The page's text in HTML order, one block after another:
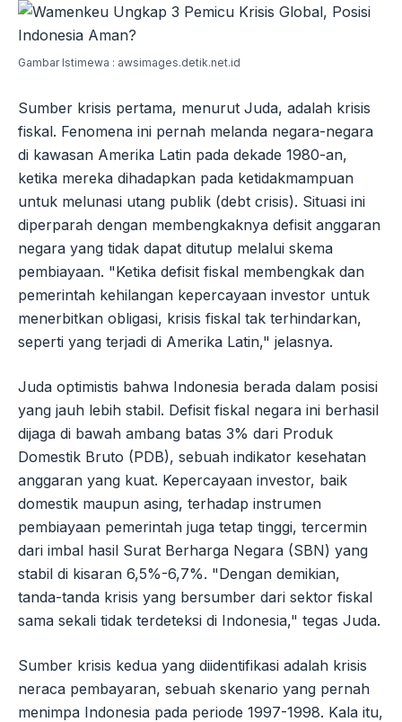
Gambar Istimewa : awsimages.detik.net.id
Sumber krisis pertama, menurut Juda, adalah krisis
fiskal. Fenomena ini pernah melanda negara-negara
di kawasan Amerika Latin pada dekade 1980-an,
ketika mereka dihadapkan pada ketidakmampuan
untuk melunasi utang publik (debt crisis). Situasi ini
diperparah dengan membengkaknya defisit anggaran
negara yang tidak dapat ditutup melalui skema
pembiayaan. "Ketika defisit fiskal membengkak dan
pemerintah kehilangan kepercayaan investor untuk
menerbitkan obligasi, krisis fiskal tak terhindarkan,
seperti yang terjadi di Amerika Latin," jelasnya.
Juda optimistis bahwa Indonesia berada dalam posisi
yang jauh lebih stabil. Defisit fiskal negara ini berhasil
dijaga di bawah ambang batas 3% dari Produk
Domestik Bruto (PDB), sebuah indikator kesehatan
anggaran yang kuat. Kepercayaan investor, baik
domestik maupun asing, terhadap instrumen
pembiayaan pemerintah juga tetap tinggi, tercermin
dari imbal hasil Surat Berharga Negara (SBN) yang
stabil di kisaran 6,5%-6,7%. "Dengan demikian,
tanda-tanda krisis yang bersumber dari sektor fiskal
sama sekali tidak terdeteksi di Indonesia," tegas Juda.
Sumber krisis kedua yang diidentifikasi adalah krisis
neraca pembayaran, sebuah skenario yang pernah
menimpa Indonesia pada periode 1997-1998. Kala itu,